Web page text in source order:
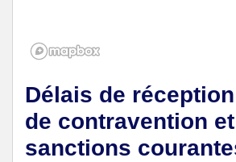
Délais de
de contravention et
sanctions